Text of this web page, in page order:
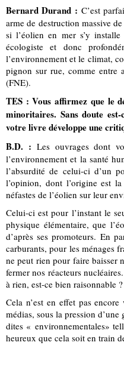
Bernard Durand : C’est
arme de destruction massive
si l’éolien en mer s’y
écologiste et donc
l’environnement et le climat,
pignon sur rue, comme entre
(FNE).
TES : Vous affirmez que le
minoritaires. Sans doute
votre livre développe une
B.D. : Les ouvrages dont
l’environnement et la santé
l’absurdité de celui-ci d’un
l’opinion, dont l’origine est
néfastes de l’éolien sur leur
Celui-ci est pour l’instant le
physique élémentaire, que
d’après ses promoteurs. En
carburants, pour les ménages
ne peut rien pour faire baisser
fermer nos réacteurs
à rien, est-ce bien raisonnable ?
Cela n’est en effet pas
médias, sous la pression
dites « environnementales»
heureux que cela soit en train